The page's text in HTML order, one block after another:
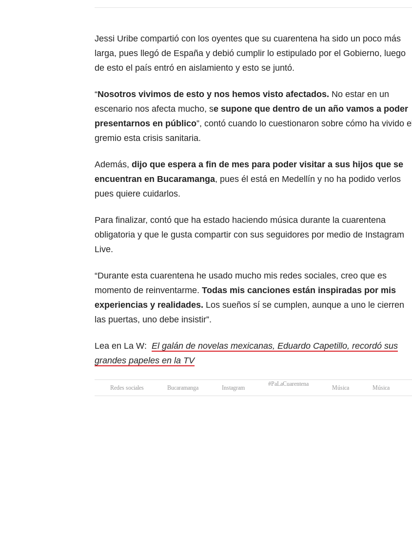
Jessi Uribe compartió con los oyentes que su cuarentena ha sido un poco más
larga, pues llegó de España y debió cumplir lo estipulado por el Gobierno, luego
de esto el país entró en aislamiento y esto se juntó.
“Nosotros vivimos de esto y nos hemos visto afectados. No estar en un
escenario nos afecta mucho, se supone que dentro de un año vamos a poder
presentarnos en público”, contó cuando lo cuestionaron sobre cómo ha vivido el
gremio esta crisis sanitaria.
Además, dijo que espera a fin de mes para poder visitar a sus hijos que se
encuentran en Bucaramanga, pues él está en Medellín y no ha podido verlos
pues quiere cuidarlos.
Para finalizar, contó que ha estado haciendo música durante la cuarentena
obligatoria y que le gusta compartir con sus seguidores por medio de Instagram
Live.
“Durante esta cuarentena he usado mucho mis redes sociales, creo que es
momento de reinventarme. Todas mis canciones están inspiradas por mis
experiencias y realidades. Los sueños sí se cumplen, aunque a uno le cierren
las puertas, uno debe insistir”.
Lea en La W: El galán de novelas mexicanas, Eduardo Capetillo, recordó sus
grandes papeles en la TV
Redes sociales Bucaramanga Instagram
#PaLaCuarentena
Música Música